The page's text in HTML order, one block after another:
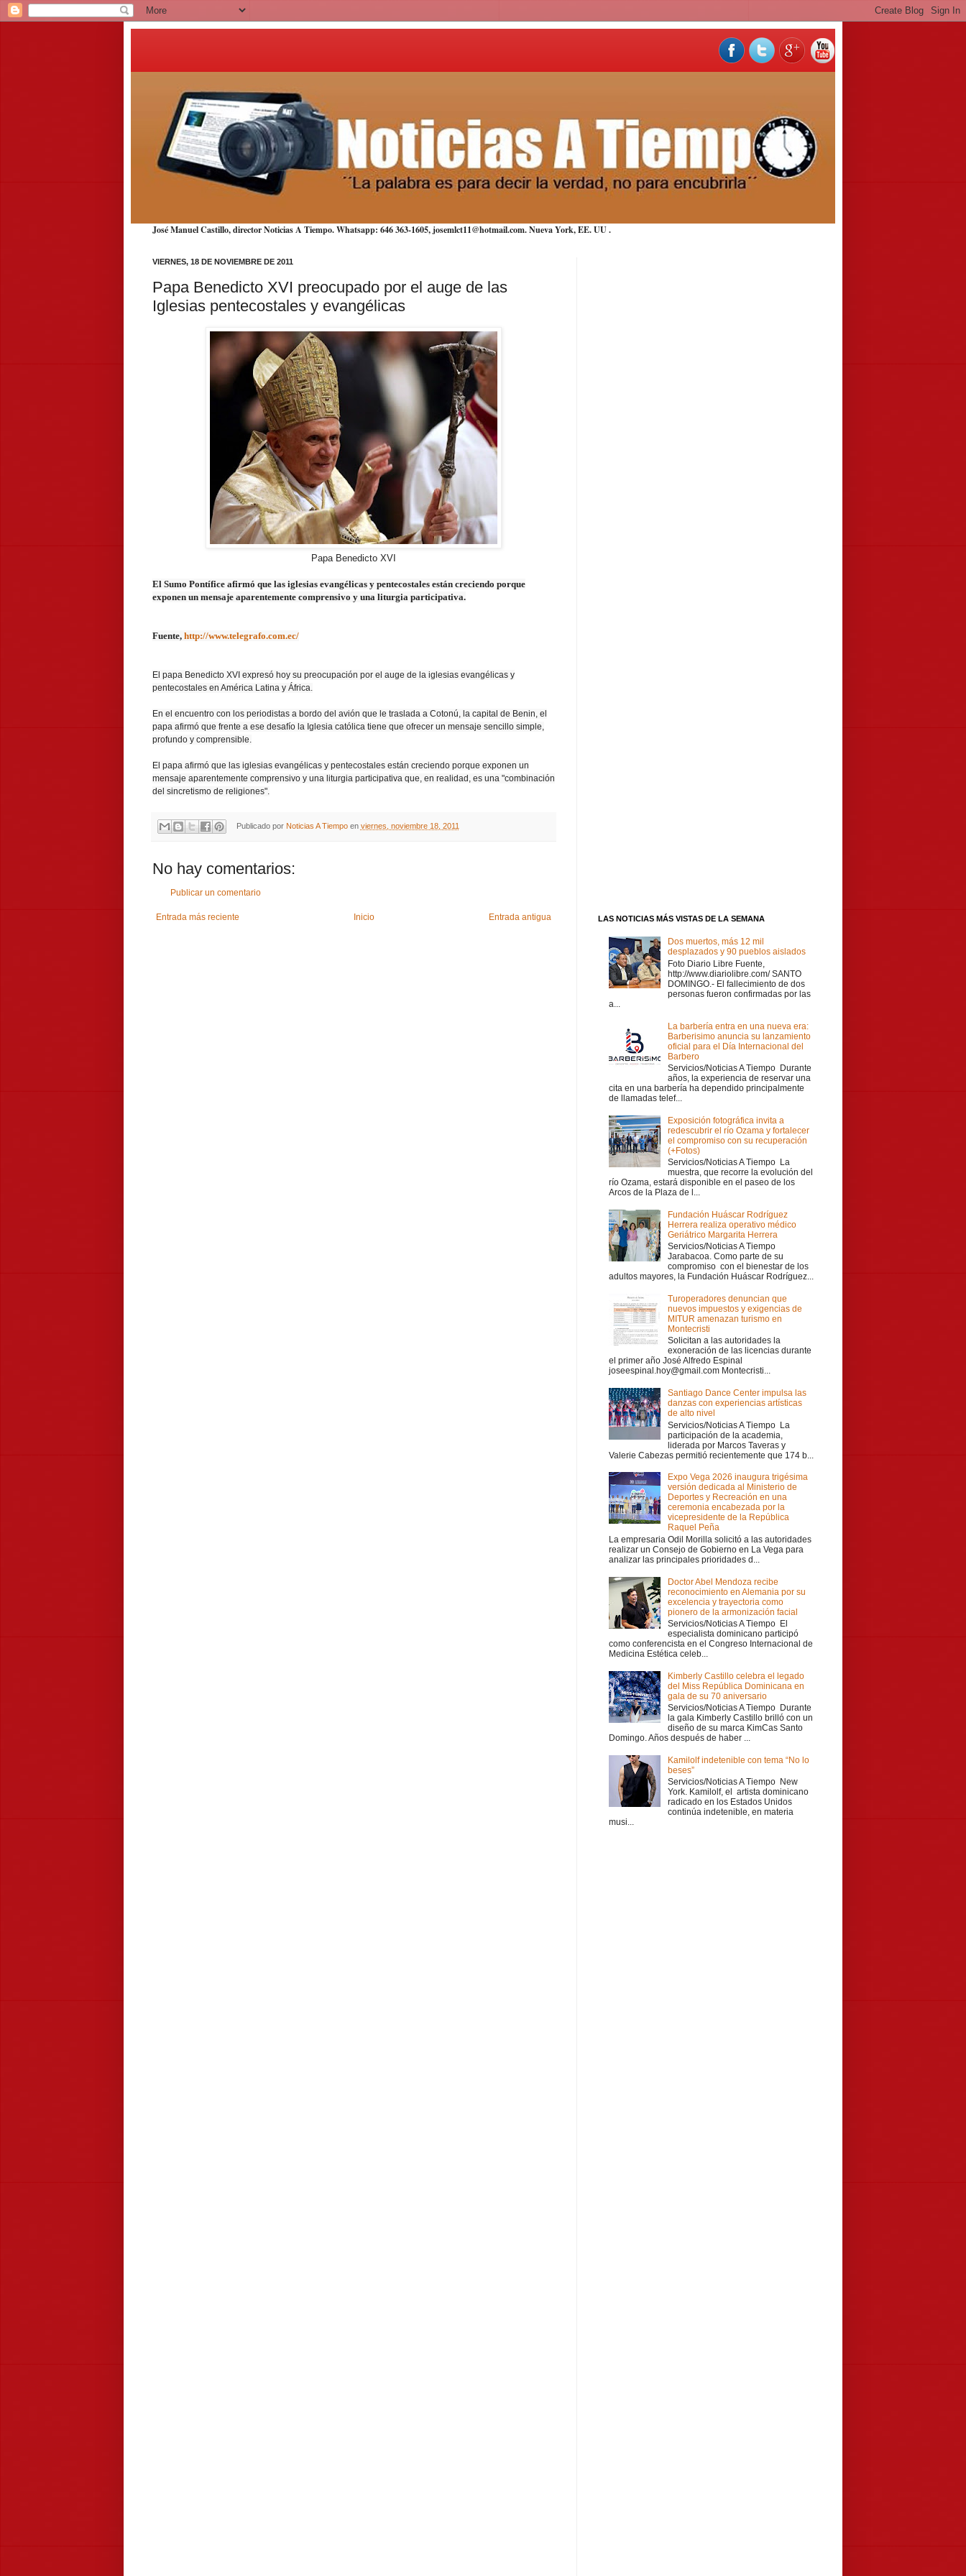
José Manuel Castillo, director Noticias A Tiempo. Whatsapp: 646 363-1605, josemlct11@hotmail.com. Nueva York,EE. UU.
VIERNES, 18 DE NOVIEMBRE DE 2011
Papa Benedicto XVI preocupado por el auge de las
Iglesias pentecostales y evangélicas
Papa Benedicto XVI
El Sumo Pontífice afirmó que las iglesias evangélicas y pentecostales están creciendo porque
exponen un mensaje aparentemente comprensivo y una liturgia participativa.
Fuente, http://www.telegrafo.com.ec/
El papa Benedicto XVI expresó hoy su preocupación por el auge de la iglesias evangélicas y
pentecostales en América Latina y África.
En el encuentro con los periodistas a bordo del avión que le traslada a Cotonú, la capital de Benin, el
papa afirmó que frente a ese desafío la Iglesia católica tiene que ofrecer un mensaje sencillo simple,
profundo y comprensible.
El papa afirmó que las iglesias evangélicas y pentecostales están creciendo porque exponen un
mensaje aparentemente comprensivo y una liturgia participativa que, en realidad, es una "combinación
del sincretismo de religiones".
Publicado por Noticias A Tiempo en viernes, noviembre 18, 2011
No hay comentarios:
Publicar un comentario
Entrada más reciente Entrada antigua
Inicio LAS NOTICIAS MÁS VISTAS DE LA SEMANA
Dos muertos, más 12 mil
desplazados y 90 pueblos aislados
Foto Diario Libre Fuente,
http://www.diariolibre.com/ SANTO
DOMINGO.- El fallecimiento de dos
personas fueron confirmadas por las
a...
La barbería entra en una nueva era:
Barberisimo anuncia su lanzamiento
oficial para el Día Internacional del
Barbero
Servicios/Noticias A Tiempo Durante
años, la experiencia de reservar una
cita en una barbería ha dependido principalmente
de llamadas telef...
Exposición fotográfica invita a
redescubrir el río Ozama y fortalecer
el compromiso con su recuperación
(+Fotos)
Servicios/Noticias A Tiempo La
muestra, que recorre la evolución del
río Ozama, estará disponible en el paseo de los
Arcos de la Plaza de l...
Fundación Huáscar Rodríguez
Herrera realiza operativo médico
Geriátrico Margarita Herrera
Servicios/Noticias A Tiempo
Jarabacoa. Como parte de su
compromiso con el bienestar de los
adultos mayores, la Fundación Huáscar Rodríguez...
Turoperadores denuncian que
nuevos impuestos y exigencias de
MITUR amenazan turismo en
Montecristi
Solicitan a las autoridades la
exoneración de las licencias durante
el primer año José Alfredo Espinal
joseespinal.hoy@gmail.com Montecristi...
Santiago Dance Center impulsa las
danzas con experiencias artísticas
de alto nivel
Servicios/Noticias A Tiempo La
participación de la academia,
liderada por Marcos Taveras y
Valerie Cabezas permitió recientemente que 174 b...
Expo Vega 2026 inaugura trigésima
versión dedicada al Ministerio de
Deportes y Recreación en una
ceremonia encabezada por la
vicepresidente de la República
Raquel Peña
La empresaria Odil Morilla solicitó a las autoridades
realizar un Consejo de Gobierno en La Vega para
analizar las principales prioridades d...
Doctor Abel Mendoza recibe
reconocimiento en Alemania por su
excelencia y trayectoria como
pionero de la armonización facial
Servicios/Noticias A Tiempo El
especialista dominicano participó
como conferencista en el Congreso Internacional de
Medicina Estética celeb...
Kimberly Castillo celebra el legado
del Miss República Dominicana en
gala de su 70 aniversario
Servicios/Noticias A Tiempo Durante
la gala Kimberly Castillo brilló con un
diseño de su marca KimCas Santo
Domingo. Años después de haber ...
Kamilolf indetenible con tema “No lo
beses”
Servicios/Noticias A Tiempo New
York. Kamilolf, el artista dominicano
radicado en los Estados Unidos
continúa indetenible, en materia
musi...